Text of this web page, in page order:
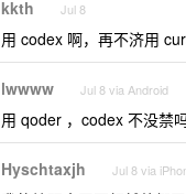
kkth Jul 8
用 codex 啊，再不济用
lwwww Jul 8 via Android
用 qoder ，codex 不没禁
Hyschtaxjh Jul 8 via